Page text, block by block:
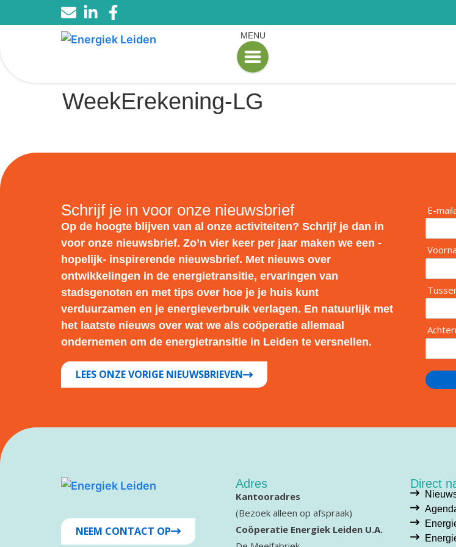
MENU
WeekErekening-LG
Schrijf je in voor onze nieuwsbrief
Op de hoogte blijven van al onze activiteiten? Schrijf je dan in
voor onze nieuwsbrief. Zo’n vier keer per jaar maken we een -
hopelijk- inspirerende nieuwsbrief. Met nieuws over
ontwikkelingen in de energietransitie, ervaringen van
stadsgenoten en met tips over hoe je je huis kunt
verduurzamen en je energieverbruik verlagen. En natuurlijk met
het laatste nieuws over wat we als coöperatie allemaal
ondernemen om de energietransitie in Leiden te versnellen.
LEES ONZE VORIGE NIEUWSBRIEVEN
E-
NEEM CONTACT OP
Adres
Kantooradres
(Bezoek alleen op afspraak)
Coöperatie Energiek Leiden U.A.
Direct